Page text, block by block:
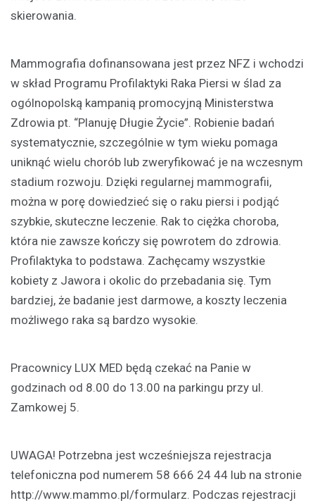
skierowania.
Mammografia dofinansowana jest przez NFZ i wchodzi
w skład Programu Profilaktyki Raka Piersi w ślad za
ogólnopolską kampanią promocyjną Ministerstwa
Zdrowia pt. “Planuję Długie Życie”. Robienie badań
systematycznie, szczególnie w tym wieku pomaga
uniknąć wielu chorób lub zweryfikować je na wczesnym
stadium rozwoju. Dzięki regularnej mammografii,
można w porę dowiedzieć się o raku piersi i podjąć
szybkie, skuteczne leczenie. Rak to ciężka choroba,
która nie zawsze kończy się powrotem do zdrowia.
Profilaktyka to podstawa. Zachęcamy wszystkie
kobiety z Jawora i okolic do przebadania się. Tym
bardziej, że badanie jest darmowe, a koszty leczenia
możliwego raka są bardzo wysokie.
Pracownicy LUX MED będą czekać na Panie w
godzinach od 8.00 do 13.00 na parkingu przy ul.
Zamkowej 5.
UWAGA! Potrzebna jest wcześniejsza rejestracja
telefoniczna pod numerem 58 666 24 44 lub na stronie
http://www.mammo.pl/formularz. Podczas rejestracji